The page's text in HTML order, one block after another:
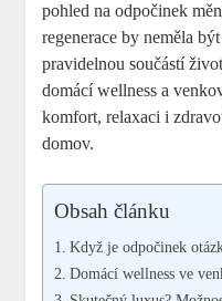
pohled na odpočinek
regenerace by neměla
pravidelnou součástí
domácí wellness a
komfort, relaxaci i
domov.
Obsah článku
Když je odpočinek
Domácí wellness ve